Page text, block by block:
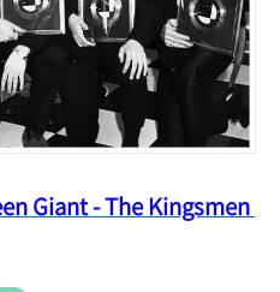
Giant - The Kingsmen